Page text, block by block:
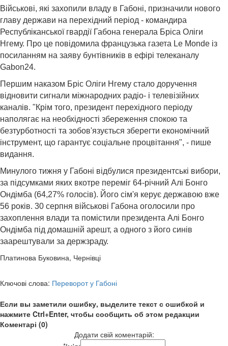
Військові, які захопили владу в Габоні, призначили нового
главу держави на перехідний період - командира
Республіканської гвардії Габона генерала Бріса Оліги
Нгему. Про це повідомила французька газета Le Monde із
посиланням на заяву бунтівників в ефірі телеканалу
Gabon24.
Першим наказом Бріс Оліги Нгему стало доручення
відновити сигнали міжнародних радіо- і телевізійних
каналів. "Крім того, президент перехідного періоду
наполягає на необхідності збереження спокою та
безтурботності та зобов'язується зберегти економічний
інструмент, що гарантує соціальне процвітання", - пише
видання.
Минулого тижня у Габоні відбулися президентські вибори,
за підсумками яких вкотре переміг 64-річний Алі Бонго
Ондімба (64,27% голосів). Його сім'я керує державою вже
56 років. 30 серпня військові Габона оголосили про
захоплення влади та помістили президента Алі Бонго
Ондімба під домашній арешт, а одного з його синів
заарештували за держзраду.
Платинова Буковина, Чернівці
Ключові слова: Переворот у Габоні
Если вы заметили ошибку, выделите текст с ошибкой и
нажмите Ctrl+Enter, чтобы сообщить об этом редакции
Коментарі (0)
Додати свій коментарій: